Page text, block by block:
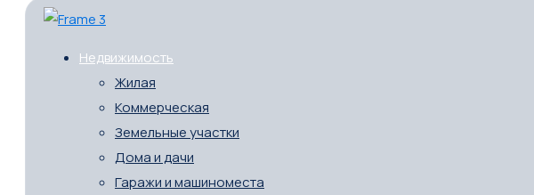
Недвижимость
Жилая
Коммерческая
Земельные участки
Дома и дачи
Гаражи и машиноместа